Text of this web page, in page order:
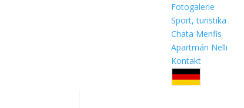
Fotogalerie
Sport, turistika
Chata Menfis
Apartmán Nelli
Kontakt